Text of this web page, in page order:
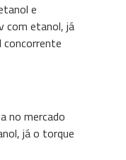
e
com etanol, já
concorrente
no mercado
já o torque